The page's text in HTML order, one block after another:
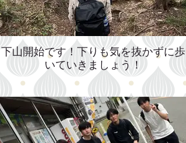
下山開始です！下りも気を抜かずに歩
いていきましょう！